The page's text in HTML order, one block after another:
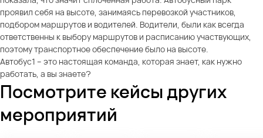
проявил себя на высоте, занимаясь перевозкой участников,
подбором маршрутов и водителей. Водители, были как всегда
ответственны к выбору маршрутов и расписанию участвующих,
поэтому транспортное обеспечение было на высоте.
Автобус1 – это настоящая команда, которая знает, как нужно
работать, а вы знаете?
Посмотрите кейсы других
мероприятий